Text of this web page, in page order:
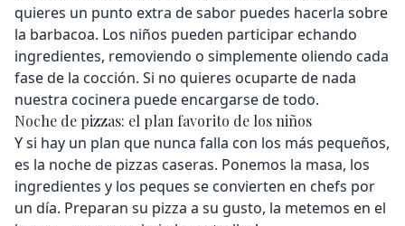
quieres un punto extra de sabor puedes hacerla sobre
la barbacoa. Los niños pueden participar echando
ingredientes, removiendo o simplemente oliendo cada
fase de la cocción. Si no quieres ocuparte de nada
nuestra cocinera puede encargarse de todo.
Noche de pizzas: el plan favorito de los niños
Y si hay un plan que nunca falla con los más pequeños,
es la noche de pizzas caseras. Ponemos la masa, los
ingredientes y los peques se convierten en chefs por
un día. Preparan su pizza a su gusto, la metemos en el